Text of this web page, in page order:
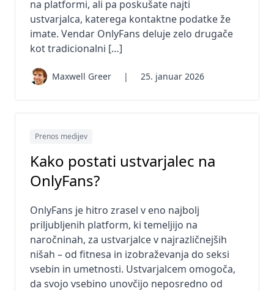
na platformi, ali pa poskušate najti
ustvarjalca, katerega kontaktne podatke že
imate. Vendar OnlyFans deluje zelo drugače
kot tradicionalni […]
Maxwell Greer | 25. januar 2026
Prenos medijev
Kako postati ustvarjalec na
OnlyFans?
OnlyFans je hitro zrasel v eno najbolj
priljubljenih platform, ki temeljijo na
naročninah, za ustvarjalce v najrazličnejših
nišah – od fitnesa in izobraževanja do seksi
vsebin in umetnosti. Ustvarjalcem omogoča,
da svojo vsebino unovčijo neposredno od